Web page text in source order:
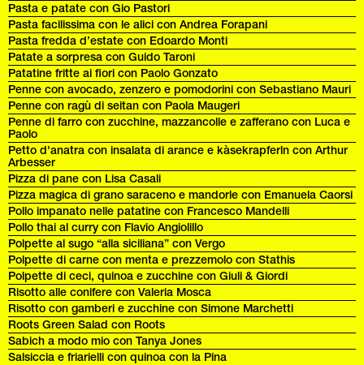
Pasta e patate con Gio Pastori
Pasta facilissima con le alici con Andrea Forapani
Pasta fredda d’estate con Edoardo Monti
Patate a sorpresa con Guido Taroni
Patatine fritte ai fiori con Paolo Gonzato
Penne con avocado, zenzero e pomodorini con Sebastiano Mauri
Penne con ragù di seitan con Paola Maugeri
Penne di farro con zucchine, mazzancolle e zafferano con Luca e
Paolo
Petto d'anatra con insalata di arance e kàsekrapferln con Arthur
Arbesser
Pizza di pane con Lisa Casali
Pizza magica di grano saraceno e mandorle con Emanuela Caorsi
Pollo impanato nelle patatine con Francesco Mandelli
Pollo thai al curry con Flavio Angiolillo
Polpette al sugo “alla siciliana” con Vergo
Polpette di carne con menta e prezzemolo con Stathis
Polpette di ceci, quinoa e zucchine con Giuli & Giordi
Risotto alle conifere con Valeria Mosca
Risotto con gamberi e zucchine con Simone Marchetti
Roots Green Salad con Roots
Sabich a modo mio con Tanya Jones
Salsiccia e friarielli con quinoa con la Pina